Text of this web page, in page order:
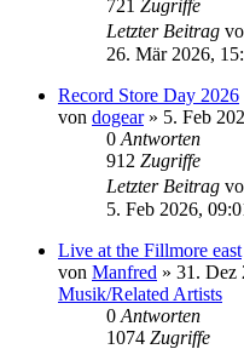
721 Zugriffe
Letzter Beitrag
26. Mär 2026,
Record Store Day 2026
von dogear» 5. Feb
0 Antworten
912 Zugriffe
Letzter Beitrag
5. Feb 2026,
Live at the Fillmore east
von Manfred » 31. Dez
Musik/Related Artists
0 Antworten
1074 Zugriffe